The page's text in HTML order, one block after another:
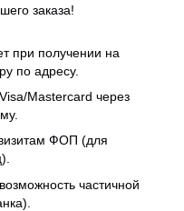
заказа!
при получении на
по адресу.
Mastercard через
ФОП (для
частичной